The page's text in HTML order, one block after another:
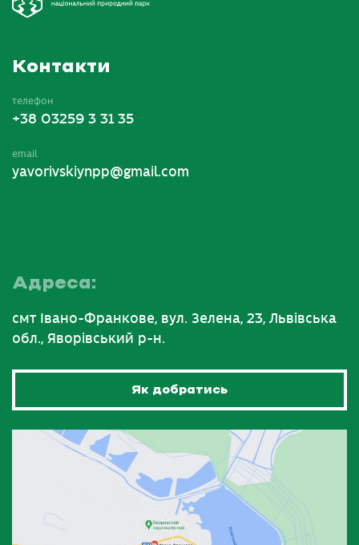
Контакти
телефон
+38 03259 3 31 35
email
yavorivskiynpp@gmail.com
Адреса:
смт Івано-Франкове, вул. Зелена, 23, Львівська
обл., Яворівський р-н.
Як добратись